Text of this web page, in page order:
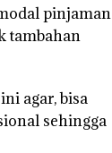
pinjaman
tambahan
agar, bisa
sehingga